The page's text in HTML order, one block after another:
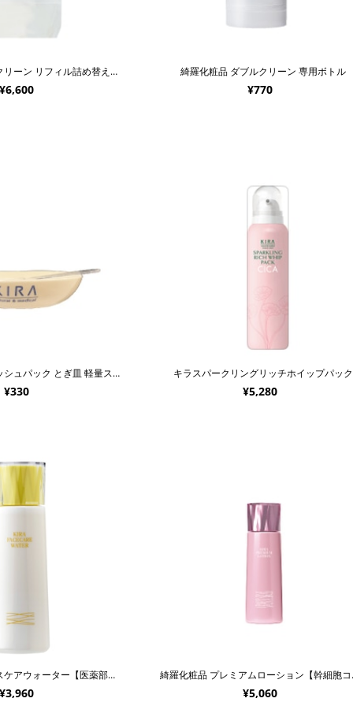
綺羅化粧品 ダブルクリーン リフィル詰め替え用 400g 綺羅化粧品 ダブルクリーン 専用ボトル
¥770
綺羅化粧品 リフレッシュパック とぎ皿 軽量スプーン付
¥330
キラスパークリングリッチホイップパック
¥5,280
綺羅化粧品 フェイスケアウォーター【医薬部外品】 綺羅
¥5,060